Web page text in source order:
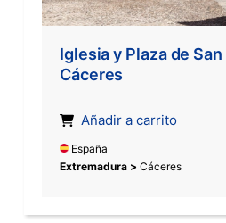
Iglesia y Plaza de
Cáceres
Añadir a carrito
España
Extremadura > Cáceres